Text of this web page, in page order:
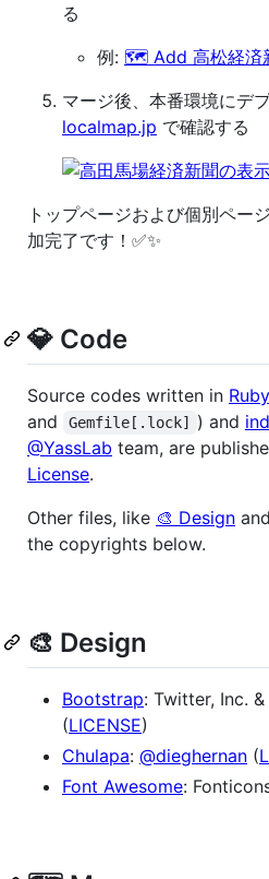
る
例: 🗺️️ Add 高松経済
マージ後、本番環境にデ
localmap.jp で確認する
トップページおよび個別ペー
加完了です！✅✨
💎 Code
Source codes written in Ruby
and Gemfile[.lock] ) and
@YassLab team, are
License.
Other files, like 🎨 Design and
the copyrights below.
🎨 Design
Bootstrap: Twitter, Inc.
(LICENSE)
Chulapa: @dieghernan (
Font Awesome: